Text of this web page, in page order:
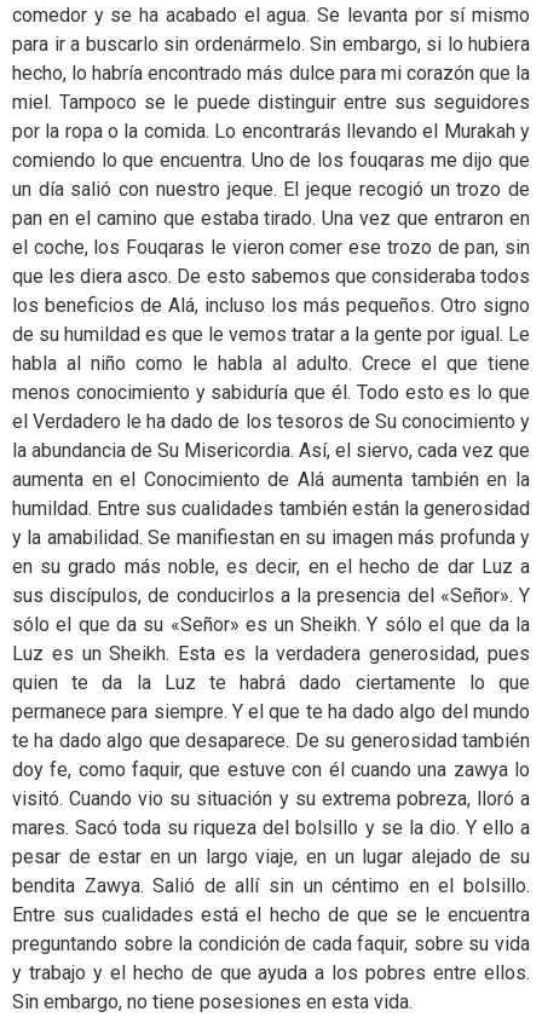
comedor y se ha acabado el agua. Se levanta por sí mismo
para ir a buscarlo sin ordenármelo. Sin embargo, si lo hubiera
hecho, lo habría encontrado más dulce para mi corazón que la
miel. Tampoco se le puede distinguir entre sus seguidores
por la ropa o la comida. Lo encontrarás llevando el Murakah y
comiendo lo que encuentra. Uno de los fouqaras me dijo que
un día salió con nuestro jeque. El jeque recogió un trozo de
pan en el camino que estaba tirado. Una vez que entraron en
el coche, los Fouqaras le vieron comer ese trozo de pan, sin
que les diera asco. De esto sabemos que consideraba todos
los beneficios de Alá, incluso los más pequeños. Otro signo
de su humildad es que le vemos tratar a la gente por igual. Le
habla al niño como le habla al adulto. Crece el que tiene
menos conocimiento y sabiduría que él. Todo esto es lo que
el Verdadero le ha dado de los tesoros de Su conocimiento y
la abundancia de Su Misericordia. Así, el siervo, cada vez que
aumenta en el Conocimiento de Alá aumenta también en la
humildad. Entre sus cualidades también están la generosidad
y la amabilidad. Se manifiestan en su imagen más profunda y
en su grado más noble, es decir, en el hecho de dar Luz a
sus discípulos, de conducirlos a la presencia del «Señor». Y
sólo el que da su «Señor» es un Sheikh. Y sólo el que da la
Luz es un Sheikh. Esta es la verdadera generosidad, pues
quien te da la Luz te habrá dado ciertamente lo que
permanece para siempre. Y el que te ha dado algo del mundo
te ha dado algo que desaparece. De su generosidad también
doy fe, como faquir, que estuve con él cuando una zawya lo
visitó. Cuando vio su situación y su extrema pobreza, lloró a
mares. Sacó toda su riqueza del bolsillo y se la dio. Y ello a
pesar de estar en un largo viaje, en un lugar alejado de su
bendita Zawya. Salió de allí sin un céntimo en el bolsillo.
Entre sus cualidades está el hecho de que se le encuentra
preguntando sobre la condición de cada faquir, sobre su vida
y trabajo y el hecho de que ayuda a los pobres entre ellos.
Sin embargo, no tiene posesiones en esta vida.